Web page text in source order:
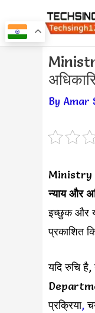
to
By Amar
Ministry
न्याय और
इच्छुक और
प्रकाशित
यदि रुचि
प्रक्रिया,
Post
navigation